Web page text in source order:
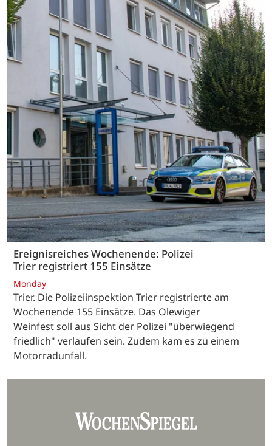
Ereignisreiches Wochenende: Polizei
Trier registriert 155 Einsätze
Monday
Trier. Die Polizeiinspektion Trier registrierte am
Wochenende 155 Einsätze. Das Olewiger
Weinfest soll aus Sicht der Polizei "überwiegend
friedlich" verlaufen sein. Zudem kam es zu einem
Motorradunfall.